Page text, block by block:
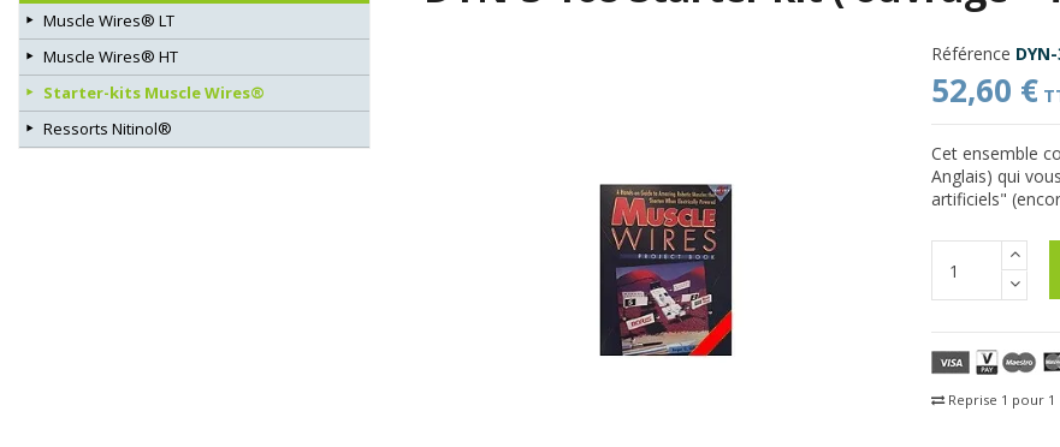
Référence
52,60 €
Cet ensemble
Anglais) qui
artificiels"
Reprise 1 pour 1
Muscle Wires® LT
Muscle Wires® HT
Starter-kits Muscle Wires®
Ressorts Nitinol®